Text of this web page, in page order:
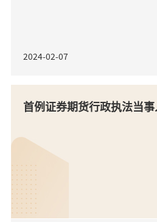
2024-02-07
首例证券期货行政执法当